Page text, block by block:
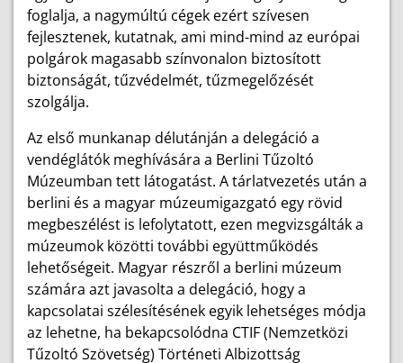
foglalja, a nagymúltú cégek ezért szívesen
fejlesztenek, kutatnak, ami mind-mind az európai
polgárok magasabb színvonalon biztosított
biztonságát, tűzvédelmét, tűzmegelőzését
szolgálja.
Az első munkanap délutánján a delegáció a
vendéglátók meghívására a Berlini Tűzoltó
Múzeumban tett látogatást. A tárlatvezetés után a
berlini és a magyar múzeumigazgató egy rövid
megbeszélést is lefolytatott, ezen megvizsgálták a
múzeumok közötti további együttműködés
lehetőségeit. Magyar részről a berlini múzeum
számára azt javasolta a delegáció, hogy a
kapcsolatai szélesítésének egyik lehetséges módja
az lehetne, ha bekapcsolódna CTIF (Nemzetközi
Tűzoltó Szövetség) Történeti Albizottság